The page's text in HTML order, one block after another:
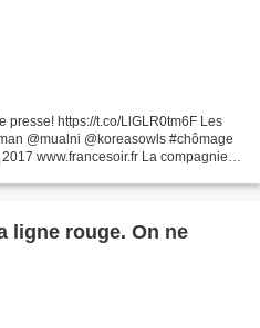
presse! https://t.co/LlGLR0tm6F Les
@mualni @koreasowls #chômage
www.francesoir.fr La compagnie
ligne rouge. On ne